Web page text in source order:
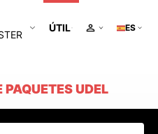
ÚTIL ES
PAQUETES UDEL